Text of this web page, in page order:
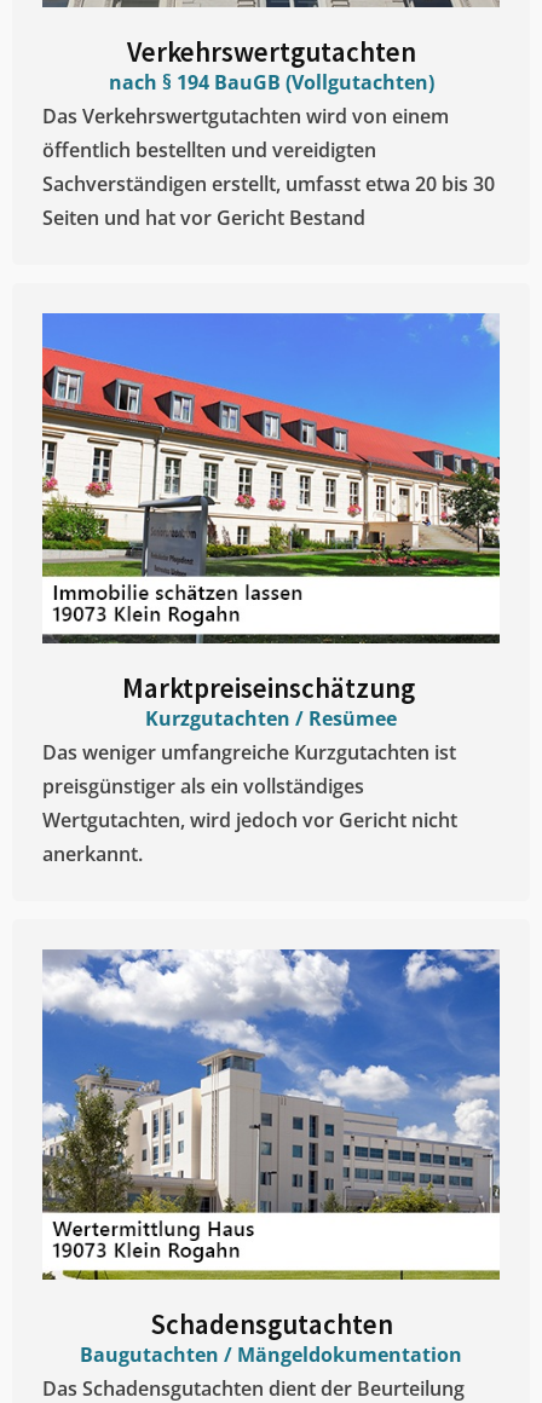
Verkehrswertgutachten
nach § 194 BauGB (Vollgutachten)
Das Verkehrswertgutachten wird von einem
öffentlich bestellten und vereidigten
Sachverständigen erstellt, umfasst etwa 20 bis 30
Seiten und hat vor Gericht Bestand
Marktpreiseinschätzung ​
Kurzgutachten / Resümee
Das weniger umfangreiche Kurzgutachten ist
preisgünstiger als ein vollständiges
Wertgutachten, wird jedoch vor Gericht nicht
anerkannt.
Schadensgutachten
Baugutachten / Mängeldokumentation
Das Schadensgutachten dient der Beurteilung